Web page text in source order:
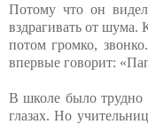
Потому что он
вздрагивать от шума.
потом громко,
впервые говорит:
В школе было
глазах. Но